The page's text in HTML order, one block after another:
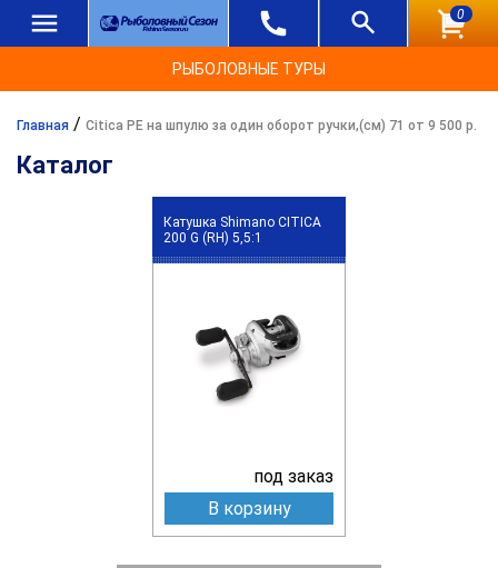
0
РЫБОЛОВНЫЕ ТУРЫ
Главная / Citica PE на шпулю за один оборот ручки,(см) 71 от 9 500 р.
Каталог
Катушка Shimano CITICA
200 G (RH) 5,5:1
под заказ
В корзину